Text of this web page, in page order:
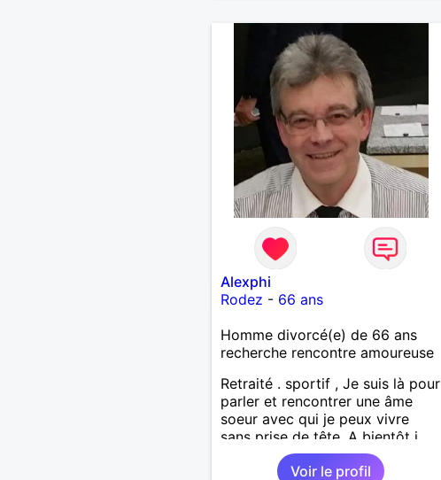
Alexphi
Rodez - 66 ans
Homme divorcé(e) de 66 ans
recherche rencontre amoureuse
Retraité . sportif , Je suis là pour
parler et rencontrer une âme
soeur avec qui je peux vivre
sans prise de tête. A bientôt j
espère . Amicalement
Voir le profil